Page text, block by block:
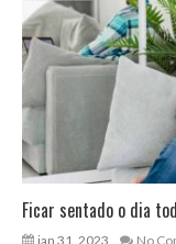
Ficar sentado o dia
jan 31, 2023 No